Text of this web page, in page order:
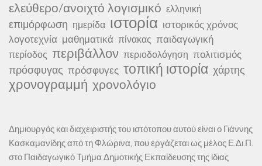
ελεύθερο/ανοιχτό λογισμικό ελληνική
επιμόρφωση ημερίδα ιστορία ιστορικός χρόνος
λογοτεχνία μαθηματικά πίνακας παιδαγωγική
περίοδος περιβάλλον περιοδολόγηση πολιτισμός
πρόσφυγας πρόσφυγες τοπική ιστορία χάρτης
χρονογραμμή χρονολόγιο
Δημιουργός και διαχειριστής του ιστότοπου αυτού είναι ο Γιάννης
Κασκαμανίδης από τη Φλώρινα, που εργάζεται ως μέλος Ε.Δι.Π.
στο Παιδαγωγικό Τμήμα Δημοτικής Εκπαίδευσης της ίδιας